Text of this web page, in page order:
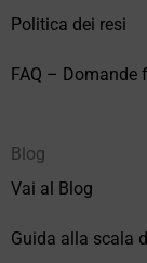
Politica dei resi
FAQ – Domande
Blog
Vai al Blog
Guida alla scala